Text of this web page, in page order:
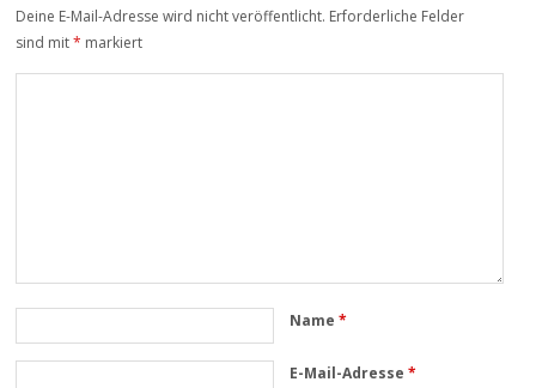
Deine E-Mail-Adresse wird nicht veröffentlicht. Erforderliche Felder
sind mit* markiert
Name*
E-Mail-Adresse*